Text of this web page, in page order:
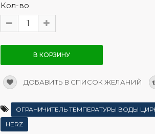
Кол-во
В КОРЗИНУ
ДОБАВИТЬ В СПИСОК ЖЕЛАНИЙ
ОГРАНИЧИТЕЛЬ ТЕМПЕРАТУРЫ ВОДЫ
HERZ